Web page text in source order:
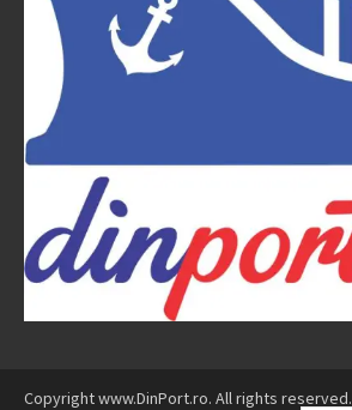
Copyright www.DinPort.ro. All rights reserved.